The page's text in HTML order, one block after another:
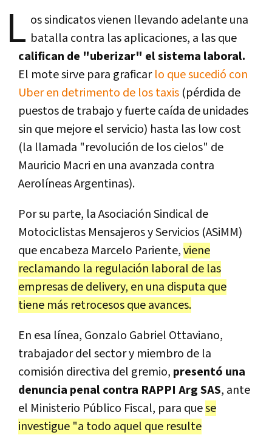
L os sindicatos vienen llevando adelante una
batalla contra las aplicaciones, a las que
califican de "uberizar" el sistema laboral.
El mote sirve para graficarlo que sucedió con
Uber en detrimento de los taxis (pérdida de
puestos de trabajo y fuerte caída de unidades
sin que mejore el servicio) hasta las low cost
(la llamada "revolución de los cielos" de
Mauricio Macri en una avanzada contra
Aerolíneas Argentinas).
Por su parte, la Asociación Sindical de
Motociclistas Mensajeros y Servicios (ASiMM)
que encabeza Marcelo Pariente,viene
reclamando la regulación laboral de las
empresas de delivery, en una disputa que
tiene más retrocesos que avances.
En esa línea, Gonzalo Gabriel Ottaviano,
trabajador del sector y miembro de la
comisión directiva del gremio, presentó una
denuncia penal contra RAPPI Arg SAS, ante
el Ministerio Público Fiscal, para quese
investigue "a todo aquel que resulte